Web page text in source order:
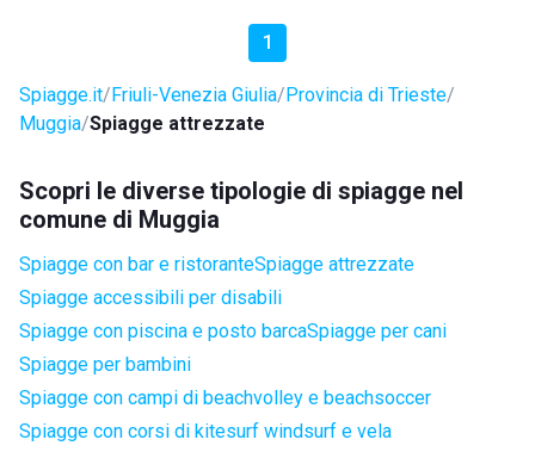
1
Spiagge.it Friuli-Venezia Giulia Provincia di Trieste
Muggia Spiagge attrezzate
Scopri le diverse tipologie di spiagge nel
comune di Muggia
Spiagge con bar e ristoranteSpiagge attrezzate
Spiagge accessibili per disabili
Spiagge con piscina e posto barcaSpiagge per cani
Spiagge per bambini
Spiagge con campi di beachvolley e beachsoccer
Spiagge con corsi di kitesurf windsurf e vela